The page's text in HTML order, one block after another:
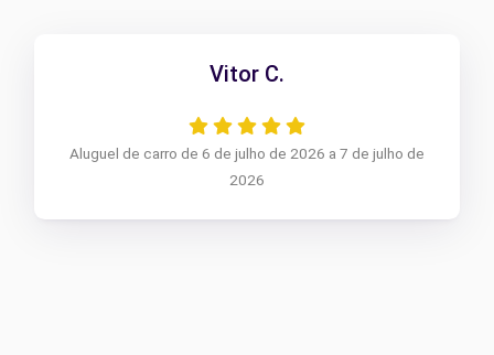
Vitor C.
Aluguel de carro de 6 de julho de 2026 a 7 de julho de
2026